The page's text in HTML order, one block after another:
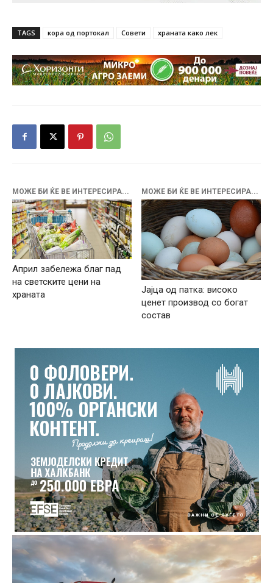
TAGS кора од портокал Совети храната како лек
МОЖЕ БИ ЌЕ ВЕ ИНТЕРЕСИРА...
Април забележа благ пад
на светските цени на
храната
МОЖЕ БИ ЌЕ ВЕ ИНТЕРЕСИРА...
Јајца од патка: високо
ценет производ со богат
состав